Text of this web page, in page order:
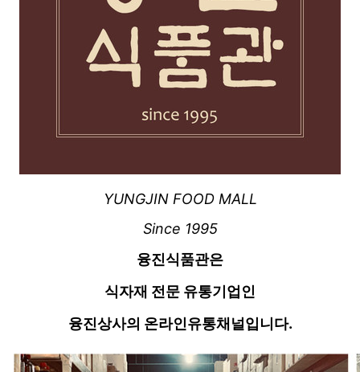
YUNGJIN FOOD MALL
Since 1995
융진식품관은
식자재 전문 유통기업인
융진상사의 온라인유통채널입니다.